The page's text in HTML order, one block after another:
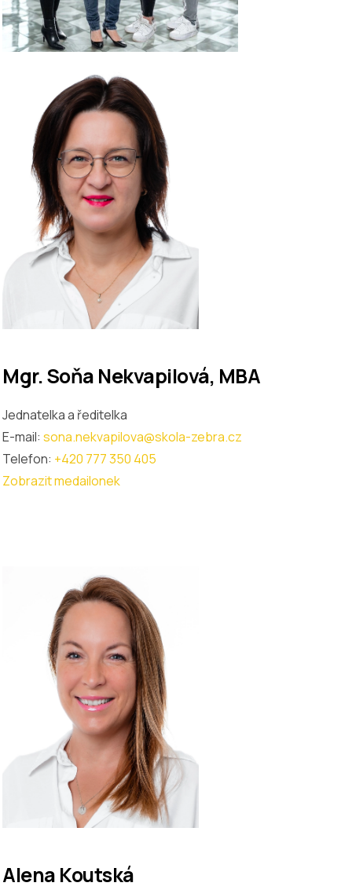
Mgr. Soňa Nekvapilová, MBA
Jednatelka a ředitelka
E-mail: sona.nekvapilova@skola-zebra.cz
Telefon: +420 777 350 405
Zobrazit medailonek
Alena Koutská